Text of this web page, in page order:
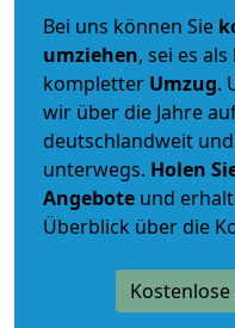
Bei uns können Sie
umziehen, sei es als
kompletter Umzug.
wir über die Jahre
deutschlandweit
unterwegs. Holen
Angebote und
Überblick über die